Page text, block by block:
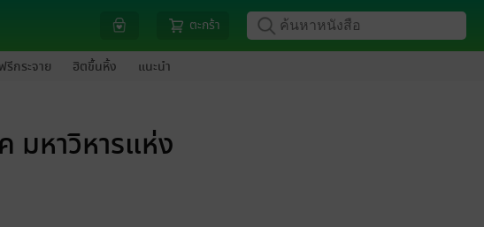
ตะกร้า
ฟรีกระจาย ฮิตขึ้นหิ้ง แนะนำ
มหาวิหารแห่ง